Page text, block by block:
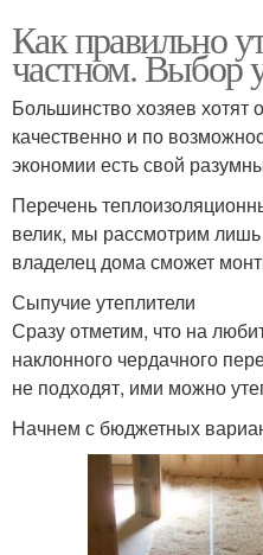
Как правильно
частном. Выбор
Большинство хозяев хотят
качественно и по
экономии есть свой
Перечень
велик, мы рассмотрим
владелец дома сможет
Сыпучие утеплители
Сразу отметим, что на
наклонного чердачного
не подходят, ими можно
Начнем с бюджетных